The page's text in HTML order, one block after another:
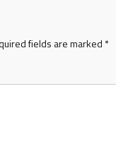
fields are marked *